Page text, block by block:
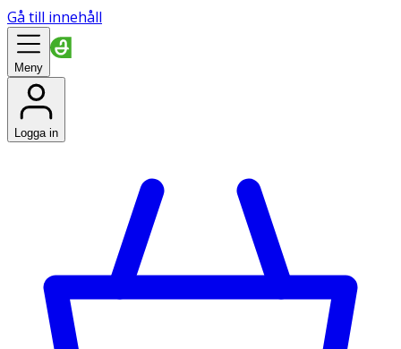
Gå till innehåll
Meny
Logga in